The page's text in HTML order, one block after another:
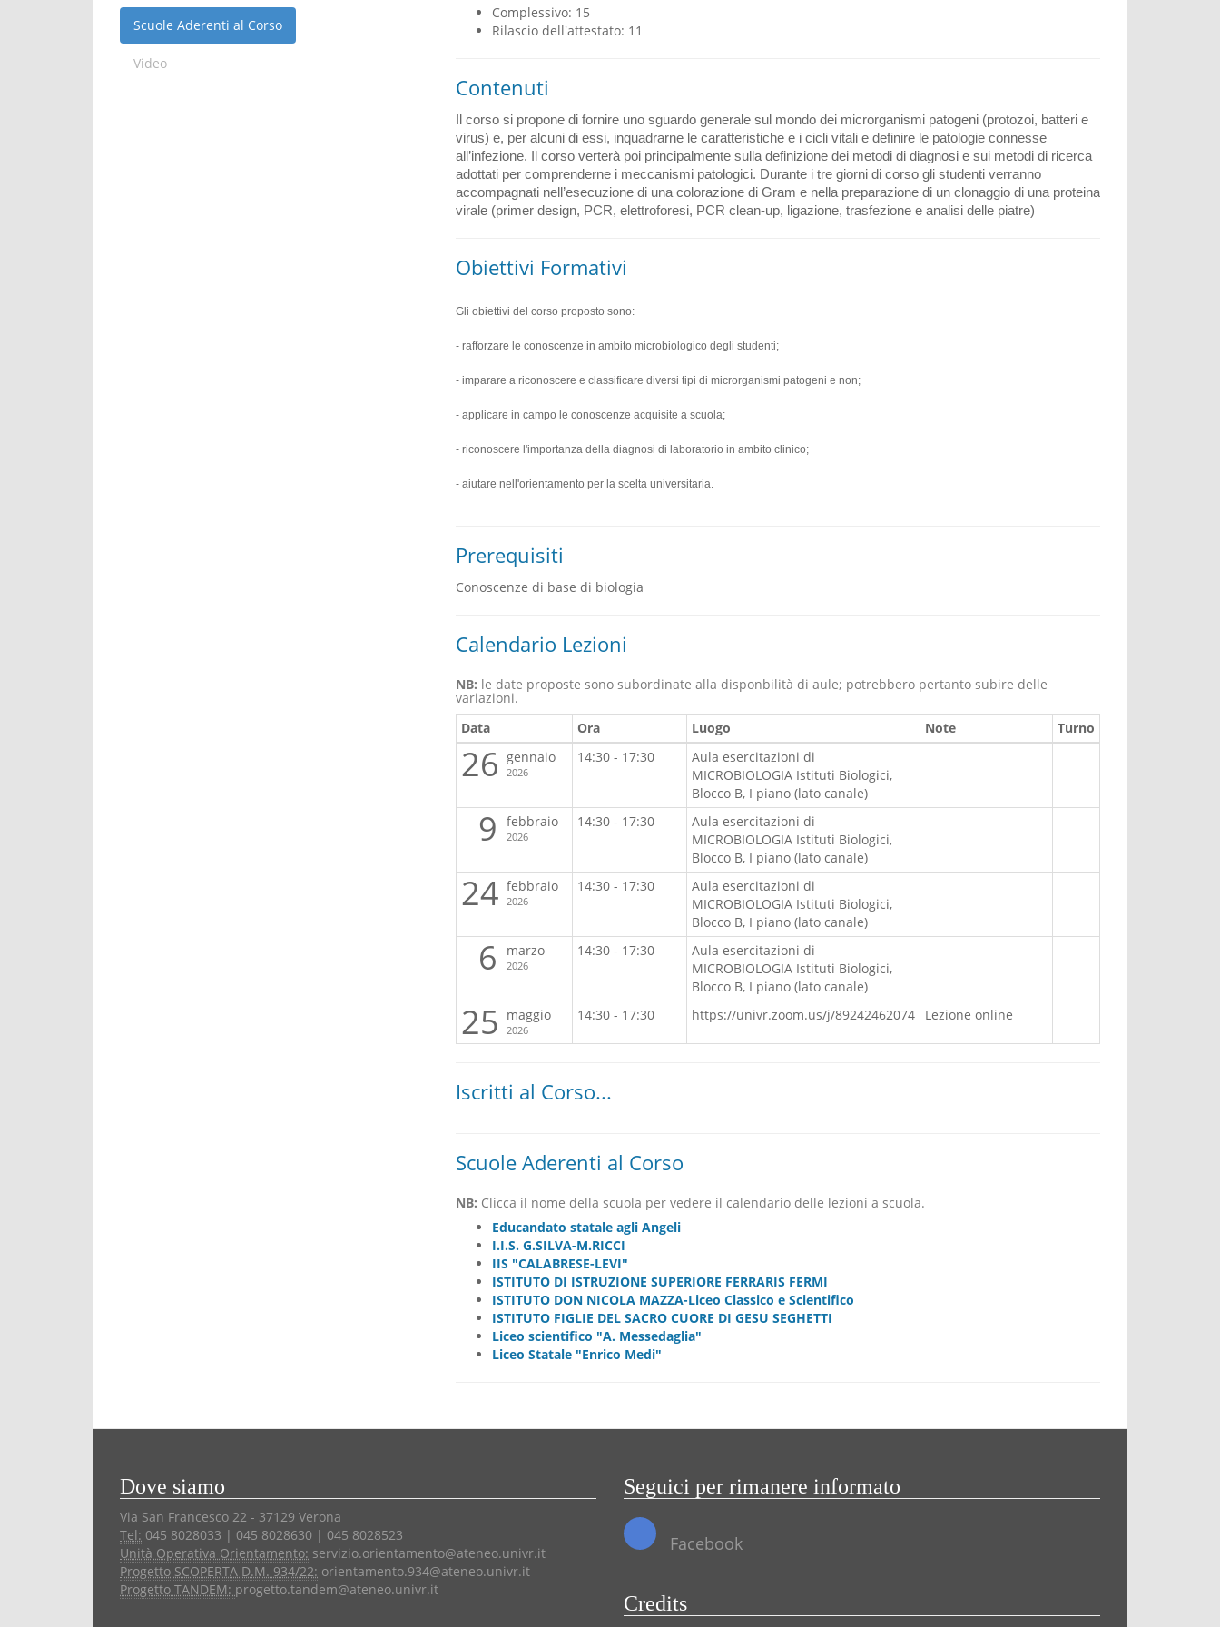
Scuole Aderenti al Corso
Video
Complessivo: 15
Rilascio dell'attestato: 11
Contenuti
Il corso si propone di fornire uno sguardo generale sul mondo dei microrganismi patogeni (protozoi, batteri e
virus) e, per alcuni di essi, inquadrarne le caratteristiche e i cicli vitali e definire le patologie connesse
all’infezione. Il corso verterà poi principalmente sulla definizione dei metodi di diagnosi e sui metodi di ricerca
adottati per comprenderne i meccanismi patologici. Durante i tre giorni di corso gli studenti verranno
accompagnati nell’esecuzione di una colorazione di Gram e nella preparazione di un clonaggio di una proteina
virale (primer design, PCR, elettroforesi, PCR clean-up, ligazione, trasfezione e analisi delle piatre)
Obiettivi Formativi
Gli obiettivi del corso proposto sono:
- rafforzare le conoscenze in ambito microbiologico degli studenti;
- imparare a riconoscere e classificare diversi tipi di microrganismi patogeni e non;
- applicare in campo le conoscenze acquisite a scuola;
- riconoscere l'importanza della diagnosi di laboratorio in ambito clinico;
- aiutare nell'orientamento per la scelta universitaria.
Prerequisiti
Conoscenze di base di biologia
Calendario Lezioni
NB: le date proposte sono subordinate alla disponbilità di aule; potrebbero pertanto subire delle
variazioni.
Data
Ora Luogo Note Turno
26 gennaio
2026
14:30 - 17:30
Aula esercitazioni di
MICROBIOLOGIA Istituti Biologici,
Blocco B, I piano (lato canale)
9 febbraio
2026
14:30 - 17:30
Aula esercitazioni di
MICROBIOLOGIA Istituti Biologici,
Blocco B, I piano (lato canale)
24 febbraio
2026
14:30 - 17:30
Aula esercitazioni di
MICROBIOLOGIA Istituti Biologici,
Blocco B, I piano (lato canale)
6 marzo
2026
14:30 - 17:30
Aula esercitazioni di
MICROBIOLOGIA Istituti Biologici,
Blocco B, I piano (lato canale)
25 maggio
2026
14:30 - 17:30 https://univr.zoom.us/j/89242462074 Lezione online
Iscritti al Corso...
Scuole Aderenti al Corso
NB: Clicca il nome della scuola per vedere il calendario delle lezioni a scuola.
Educandato statale agli Angeli
I.I.S. G.SILVA-M.RICCI
IIS "CALABRESE-LEVI"
ISTITUTO DI ISTRUZIONE SUPERIORE FERRARIS FERMI
ISTITUTO DON NICOLA MAZZA-Liceo Classico e Scientifico
ISTITUTO FIGLIE DEL SACRO CUORE DI GESU SEGHETTI
Liceo scientifico "A. Messedaglia"
Liceo Statale "Enrico Medi"
Dove siamo
Via San Francesco 22 - 37129 Verona
Tel: 045 8028033 | 045 8028630 | 045 8028523
Unità Operativa Orientamento: servizio.orientamento@ateneo.univr.it
Progetto SCOPERTA D.M. 934/22: orientamento.934@ateneo.univr.it
Progetto TANDEM: progetto.tandem@ateneo.univr.it
Seguici per rimanere informato
Facebook
Credits